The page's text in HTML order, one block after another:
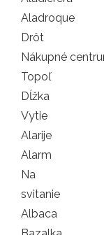
Aladroque
Drôt
Nákupné
Topoľ
Dĺžka
Vytie
Alarije
Alarm
Na
svitanie
Albaca